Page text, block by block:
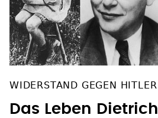
WIDERSTAND GEGEN HITLER
Das Leben Dietrich